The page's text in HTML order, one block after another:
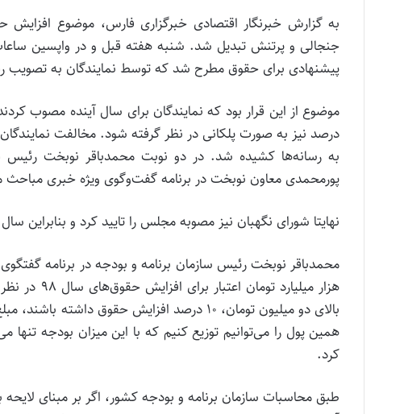
پیشنهادی برای حقوق مطرح شد که توسط نمایندگان به تصویب
درصد نیز به صورت پلکانی در نظر گرفته شود. مخالفت
به رسانه‌ها کشیده شد. در دو نوبت محمدباقر نوبخت
پورمحمدی معاون نوبخت در برنامه گفت‌وگوی ویژه خبری مباحث
نهایتا شورای نگهبان نیز مصوبه مجلس را تایید کرد و
هزار
کرد.